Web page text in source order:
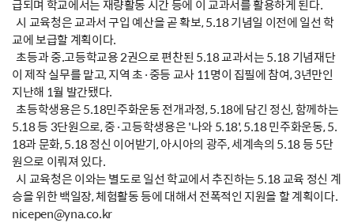
급되며 학교에서는 재량활동 시간 등에 이 교과서를 활용하게 된다.
시 교육청은 교과서 구입 예산을 곧 확보, 5.18 기념일 이전에 일선 학
교에 보급할 계획이다.
초등과 중.고등학교용 2권으로 편찬된 5.18 교과서는 5.18 기념재단
이 제작 실무를 맡고, 지역 초·중등 교사 11명이 집필에 참여, 3년만인
지난해 1월 발간됐다.
초등학생용은 5.18민주화운동 전개과정, 5.18에 담긴 정신, 함께하는
5.18 등 3단원으로, 중·고등학생용은 '나와 5.18', 5.18 민주화운동, 5.
18과 문화, 5.18 정신 이어받기, 아시아의 광주, 세계속의 5.18 등 5단
원으로 이뤄져 있다.
시 교육청은 이와는 별도로 일선 학교에서 추진하는 5.18 교육 정신 계
승을 위한 백일장, 체험활동 등에 대해서 전폭적인 지원을 할 계획이다.
nicepen@yna.co.kr